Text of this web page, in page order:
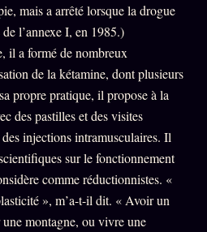
mais a arrêté lorsque la drogue
l’annexe I, en 1985.)
il a formé de nombreux
de la kétamine, dont plusieurs
propre pratique, il propose à la
des pastilles et des visites
injections intramusculaires. Il
sur le fonctionnement
comme réductionnistes. «
», m’a-t-il dit. « Avoir un
montagne, ou vivre une